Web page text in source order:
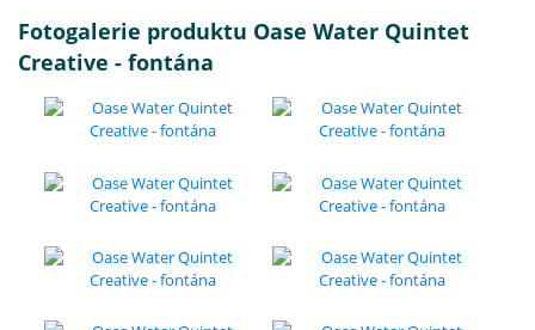
Fotogalerie produktu Oase Water Quintet
Creative - fontána